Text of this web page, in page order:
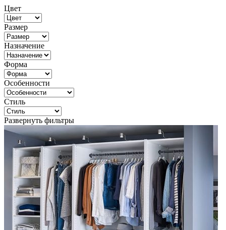
Цвет
Размер
Назначение
Форма
Особенности
Стиль
Развернуть фильтры